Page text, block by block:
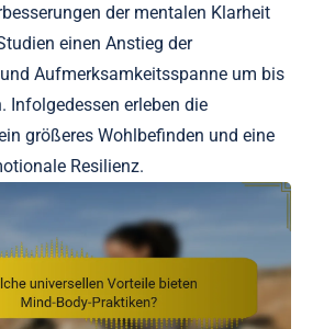
der mentalen Klarheit
einen Anstieg der
Aufmerksamkeitsspanne um bis
Infolgedessen erleben die
größeres Wohlbefinden und eine
Resilienz.